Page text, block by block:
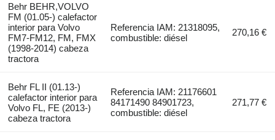
Behr BEHR,VOLVO
FM (01.05-) calefactor
interior para Volvo
FM7-FM12, FM, FMX
(1998-2014) cabeza
tractora
Referencia IAM: 21318095,
combustible: diésel
270,16 €
Behr FL II (01.13-)
calefactor interior para
Volvo FL, FE (2013-)
cabeza tractora
Referencia IAM: 21176601
84171490 84901723,
combustible: diésel
271,77 €